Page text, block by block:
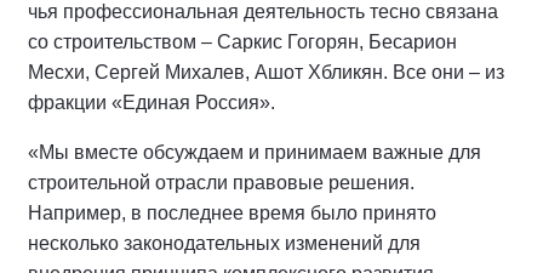
чья профессиональная деятельность тесно связана
со строительством – Саркис Гогорян, Бесарион
Месхи, Сергей Михалев, Ашот Хбликян. Все они – из
фракции «Единая Россия».
«Мы вместе обсуждаем и принимаем важные для
строительной отрасли правовые решения.
Например, в последнее время было принято
несколько законодательных изменений для